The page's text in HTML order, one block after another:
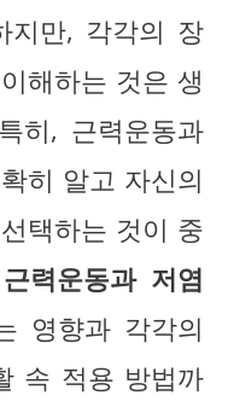
지만, 각각의 장
해하는 것은 생
히, 근력운동과
히 알고 자신의
택하는 것이 중
근력운동과 저염
영향과 각각의
속 적용 방법까